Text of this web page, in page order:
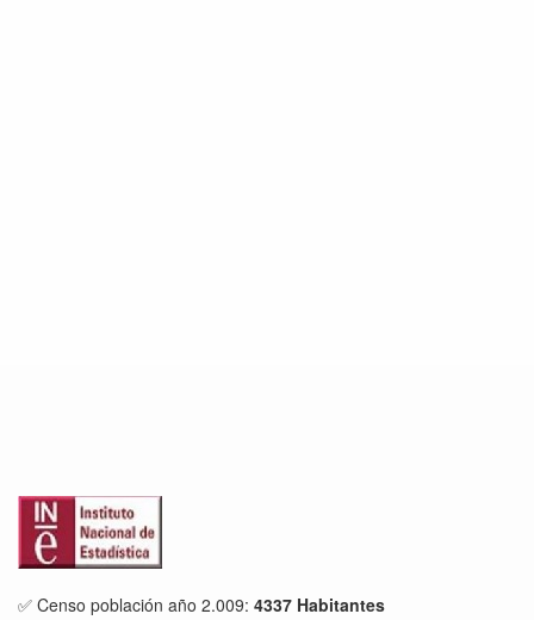
✅ Censo población año 2.009: 4337 Habitantes